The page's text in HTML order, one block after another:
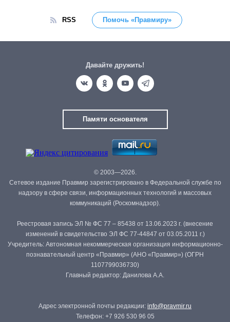
RSS Помочь «Правмиру»
Давайте дружить!
Памяти основателя
© 2003—2026.
Сетевое издание Правмир зарегистрировано в Федеральной службе по
надзору в сфере связи, информационных технологий и массовых
коммуникаций (Роскомнадзор).
Реестровая запись ЭЛ № ФС 77 – 85438 от 13.06.2023 г. (внесение
изменений в свидетельство ЭЛ ФС 77-44847 от 03.05.2011 г.)
Учредитель: Автономная некоммерческая организация информационно-
познавательный центр «Правмир» (АНО «Правмир») (ОГРН
1107799036730)
Главный редактор: Данилова А.А.
Адрес электронной почты редакции: info@pravmir.ru
Телефон: +7 926 530 96 05